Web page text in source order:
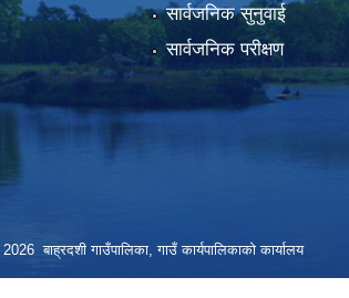
सार्वजनिक सुनुवाई
सार्वजनिक परीक्षण
बाह्रदशी गाउँपालिका, गाउँ कार्यपालिकाको कार्यालय